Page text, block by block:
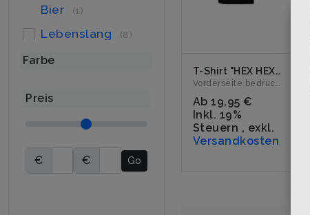
Bier
(1)
Lebenslang (8)
Ballermann® Idiot
Fussball-Shirt
Biermelodie
Logo (5)
Martha (2)
Farbe
Preis
€ € Go
T-Shirt "HEX HEX feat. Selina" schwarz
Vorderseite bedruckt mit dem Logo "HEX HEX feat. Selina". E...
Ab 19,95 €
Inkl. 19%
Steuern , exkl.
Versandkosten